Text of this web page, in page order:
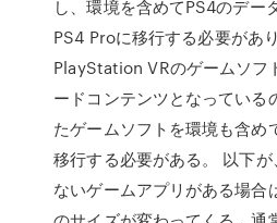
し、環境を含めてPS4のデー
PS4 Proに移行する必要があ
PlayStation VRのゲームソフ
ードコンテンツとなっている
たゲームソフトを環境も含め
移行する必要がある。 以下
ないゲームアプリがある場合